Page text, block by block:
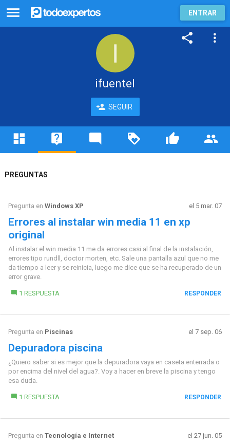
ENTRAR
ifuentel
SEGUIR
PREGUNTAS
Pregunta en Windows XP el 5 mar. 07
Errores al instalar win media 11 en xp
original
Al instalar el win media 11 me da errores casi al final de la instalación,
errores tipo rundll, doctor morten, etc. Sale una pantalla azul que no me
da tiempo a leer y se reinicia, luego me dice que se ha recuperado de un
error grave.
1 RESPUESTA RESPONDER
Pregunta en Piscinas el 7 sep. 06
Depuradora piscina
¿Quiero saber si es mejor que la depuradora vaya en caseta enterrada o
por encima del nivel del agua?. Voy a hacer en breve la piscina y tengo
esa duda.
1 RESPUESTA RESPONDER
Pregunta en Tecnología e Internet el 27 jun. 05